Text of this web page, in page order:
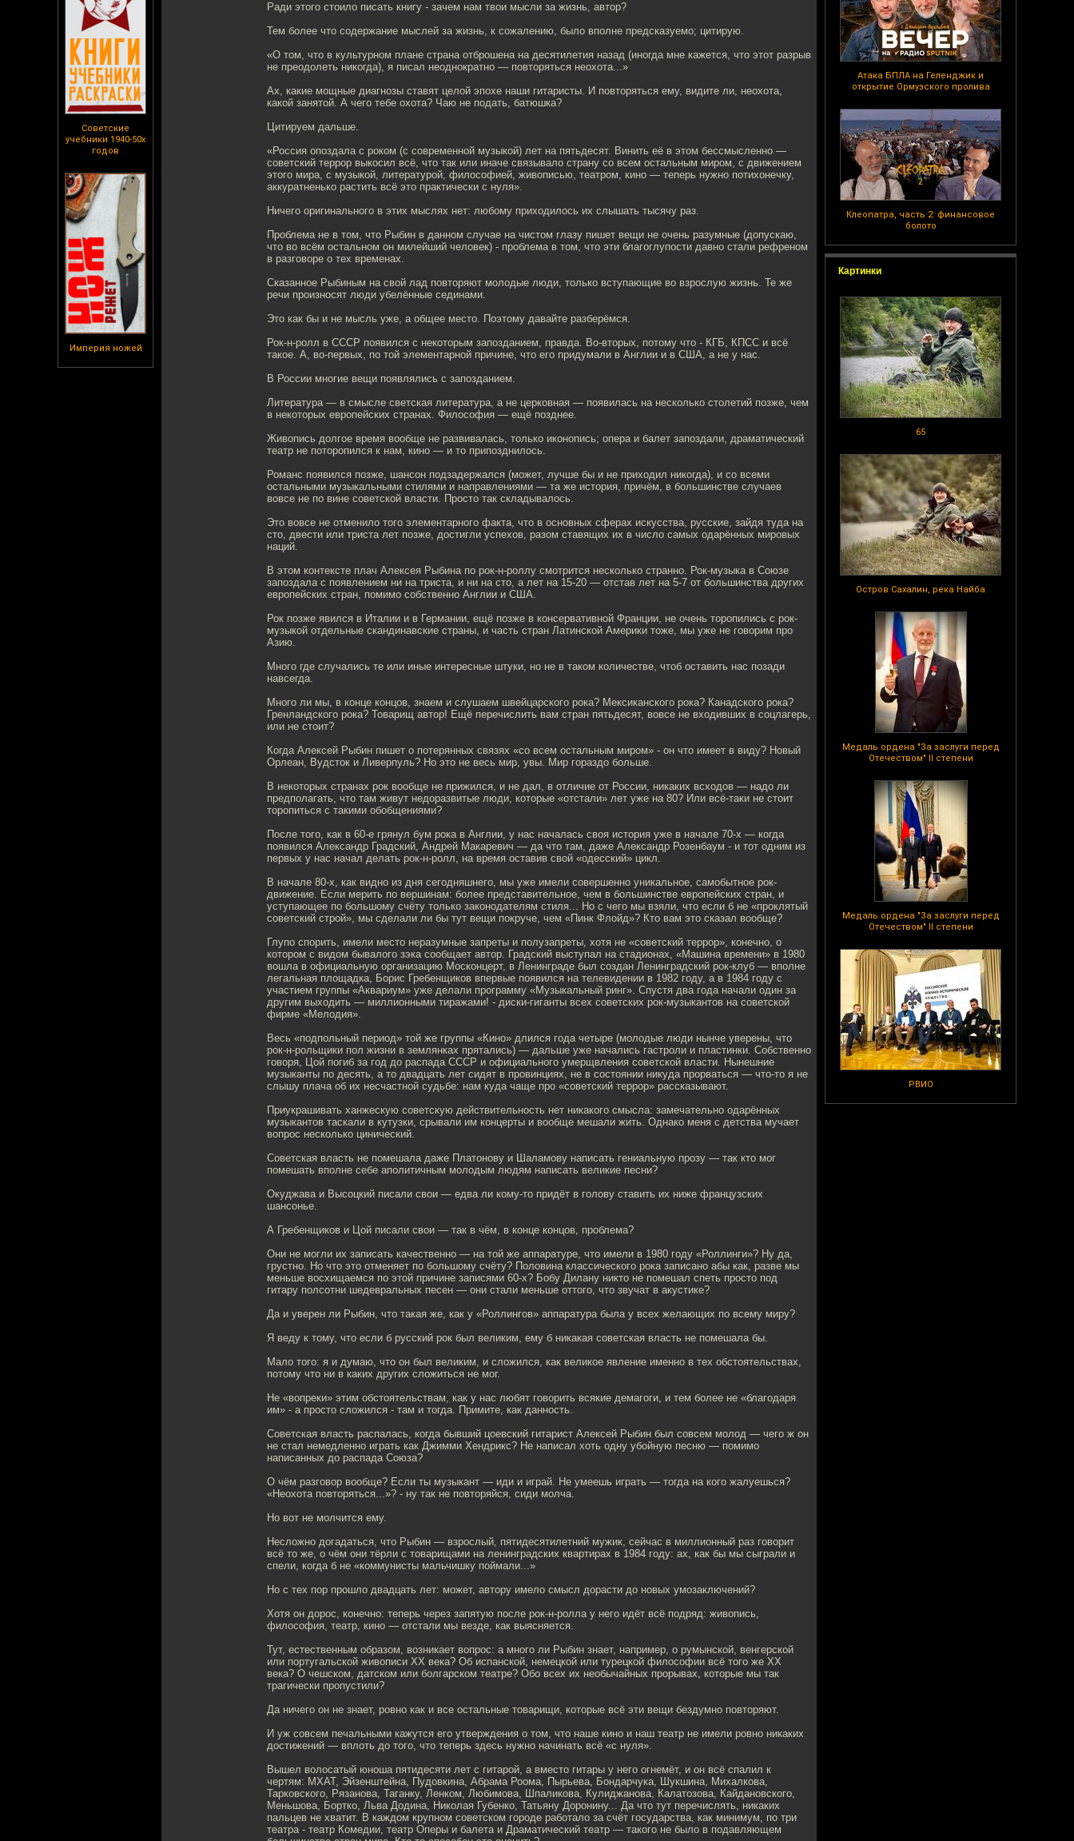
Советские
учебники 1940-50х
годов
Империя ножей
Атака БПЛА на Геленджик и
открытие Ормузского пролива
Клеопатра, часть 2: финансовое
болото
Картинки
65
Остров Сахалин, река Найба
Медаль ордена "За заслуги перед
Отечеством" II степени
Медаль ордена "За заслуги перед
Отечеством" II степени
РВИО
Ради этого стоило писать книгу - зачем нам твои мысли за жизнь, автор?
Тем более что содержание мыслей за жизнь, к сожалению, было вполне предсказуемо; цитирую.
«О том, что в культурном плане страна отброшена на десятилетия назад (иногда мне кажется, что этот разрыв
не преодолеть никогда), я писал неоднократно — повторяться неохота...»
Ах, какие мощные диагнозы ставят целой эпохе наши гитаристы. И повторяться ему, видите ли, неохота,
какой занятой. А чего тебе охота? Чаю не подать, батюшка?
Цитируем дальше.
«Россия опоздала с роком (с современной музыкой) лет на пятьдесят. Винить её в этом бессмысленно —
советский террор выкосил всё, что так или иначе связывало страну со всем остальным миром, с движением
этого мира, с музыкой, литературой, философией, живописью, театром, кино — теперь нужно потихонечку,
аккуратненько растить всё это практически с нуля».
Ничего оригинального в этих мыслях нет: любому приходилось их слышать тысячу раз.
Проблема не в том, что Рыбин в данном случае на чистом глазу пишет вещи не очень разумные (допускаю,
что во всём остальном он милейший человек) - проблема в том, что эти благоглупости давно стали рефреном
в разговоре о тех временах.
Сказанное Рыбиным на свой лад повторяют молодые люди, только вступающие во взрослую жизнь. Те же
речи произносят люди убелённые сединами.
Это как бы и не мысль уже, а общее место. Поэтому давайте разберёмся.
Рок-н-ролл в СССР появился с некоторым запозданием, правда. Во-вторых, потому что - КГБ, КПСС и всё
такое. А, во-первых, по той элементарной причине, что его придумали в Англии и в США, а не у нас.
В России многие вещи появлялись с запозданием.
Литература — в смысле светская литература, а не церковная — появилась на несколько столетий позже, чем
в некоторых европейских странах. Философия — ещё позднее.
Живопись долгое время вообще не развивалась, только иконопись; опера и балет запоздали, драматический
театр не поторопился к нам, кино — и то припозднилось.
Романс появился позже, шансон подзадержался (может, лучше бы и не приходил никогда), и со всеми
остальными музыкальными стилями и направлениями — та же история, причём, в большинстве случаев
вовсе не по вине советской власти. Просто так складывалось.
Это вовсе не отменило того элементарного факта, что в основных сферах искусства, русские, зайдя туда на
сто, двести или триста лет позже, достигли успехов, разом ставящих их в число самых одарённых мировых
наций.
В этом контексте плач Алексея Рыбина по рок-н-роллу смотрится несколько странно. Рок-музыка в Союзе
запоздала с появлением ни на триста, и ни на сто, а лет на 15-20 — отстав лет на 5-7 от большинства других
европейских стран, помимо собственно Англии и США.
Рок позже явился в Италии и в Германии, ещё позже в консервативной Франции, не очень торопились с рок-
музыкой отдельные скандинавские страны, и часть стран Латинской Америки тоже, мы уже не говорим про
Азию.
Много где случались те или иные интересные штуки, но не в таком количестве, чтоб оставить нас позади
навсегда.
Много ли мы, в конце концов, знаем и слушаем швейцарского рока? Мексиканского рока? Канадского рока?
Гренландского рока? Товарищ автор! Ещё перечислить вам стран пятьдесят, вовсе не входивших в соцлагерь,
или не стоит?
Когда Алексей Рыбин пишет о потерянных связях «со всем остальным миром» - он что имеет в виду? Новый
Орлеан, Вудсток и Ливерпуль? Но это не весь мир, увы. Мир гораздо больше.
В некоторых странах рок вообще не прижился, и не дал, в отличие от России, никаких всходов — надо ли
предполагать, что там живут недоразвитые люди, которые «отстали» лет уже на 80? Или всё-таки не стоит
торопиться с такими обобщениями?
После того, как в 60-е грянул бум рока в Англии, у нас началась своя история уже в начале 70-х — когда
появился Александр Градский, Андрей Макаревич — да что там, даже Александр Розенбаум - и тот одним из
первых у нас начал делать рок-н-ролл, на время оставив свой «одесский» цикл.
В начале 80-х, как видно из дня сегодняшнего, мы уже имели совершенно уникальное, самобытное рок-
движение. Если мерить по вершинам: более представительное, чем в большинстве европейских стран, и
уступающее по большому счёту только законодателям стиля... Но с чего мы взяли, что если б не «проклятый
советский строй», мы сделали ли бы тут вещи покруче, чем «Пинк Флойд»? Кто вам это сказал вообще?
Глупо спорить, имели место неразумные запреты и полузапреты, хотя не «советский террор», конечно, о
котором с видом бывалого зэка сообщает автор. Градский выступал на стадионах, «Машина времени» в 1980
вошла в официальную организацию Москонцерт, в Ленинграде был создан Ленинградский рок-клуб — вполне
легальная площадка, Борис Гребенщиков впервые появился на телевидении в 1982 году, а в 1984 году с
участием группы «Аквариум» уже делали программу «Музыкальный ринг». Спустя два года начали один за
другим выходить — миллионными тиражами! - диски-гиганты всех советских рок-музыкантов на советской
фирме «Мелодия».
Весь «подпольный период» той же группы «Кино» длился года четыре (молодые люди нынче уверены, что
рок-н-рольщики пол жизни в землянках прятались) — дальше уже начались гастроли и пластинки. Собственно
говоря, Цой погиб за год до распада СССР и официального умерщвления советской власти. Нынешние
музыканты по десять, а то двадцать лет сидят в провинциях, не в состоянии никуда прорваться — что-то я не
слышу плача об их несчастной судьбе: нам куда чаще про «советский террор» рассказывают.
Приукрашивать ханжескую советскую действительность нет никакого смысла: замечательно одарённых
музыкантов таскали в кутузки, срывали им концерты и вообще мешали жить. Однако меня с детства мучает
вопрос несколько цинический.
Советская власть не помешала даже Платонову и Шаламову написать гениальную прозу — так кто мог
помешать вполне себе аполитичным молодым людям написать великие песни?
Окуджава и Высоцкий писали свои — едва ли кому-то придёт в голову ставить их ниже французских
шансонье.
А Гребенщиков и Цой писали свои — так в чём, в конце концов, проблема?
Они не могли их записать качественно — на той же аппаратуре, что имели в 1980 году «Роллинги»? Ну да,
грустно. Но что это отменяет по большому счёту? Половина классического рока записано абы как, разве мы
меньше восхищаемся по этой причине записями 60-х? Бобу Дилану никто не помешал спеть просто под
гитару полсотни шедевральных песен — они стали меньше оттого, что звучат в акустике?
Да и уверен ли Рыбин, что такая же, как у «Роллингов» аппаратура была у всех желающих по всему миру?
Я веду к тому, что если б русский рок был великим, ему б никакая советская власть не помешала бы.
Мало того: я и думаю, что он был великим, и сложился, как великое явление именно в тех обстоятельствах,
потому что ни в каких других сложиться не мог.
Не «вопреки» этим обстоятельствам, как у нас любят говорить всякие демагоги, и тем более не «благодаря
им» - а просто сложился - там и тогда. Примите, как данность.
Советская власть распалась, когда бывший цоевский гитарист Алексей Рыбин был совсем молод — чего ж он
не стал немедленно играть как Джимми Хендрикс? Не написал хоть одну убойную песню — помимо
написанных до распада Союза?
О чём разговор вообще? Если ты музыкант — иди и играй. Не умеешь играть — тогда на кого жалуешься?
«Неохота повторяться...»? - ну так не повторяйся, сиди молча.
Но вот не молчится ему.
Несложно догадаться, что Рыбин — взрослый, пятидесятилетний мужик, сейчас в миллионный раз говорит
всё то же, о чём они тёрли с товарищами на ленинградских квартирах в 1984 году: ах, как бы мы сыграли и
спели, когда б не «коммунисты мальчишку поймали...»
Но с тех пор прошло двадцать лет: может, автору имело смысл дорасти до новых умозаключений?
Хотя он дорос, конечно: теперь через запятую после рок-н-ролла у него идёт всё подряд: живопись,
философия, театр, кино — отстали мы везде, как выясняется.
Тут, естественным образом, возникает вопрос: а много ли Рыбин знает, например, о румынской, венгерской
или португальской живописи XX века? Об испанской, немецкой или турецкой философии всё того же XX
века? О чешском, датском или болгарском театре? Обо всех их необычайных прорывах, которые мы так
трагически пропустили?
Да ничего он не знает, ровно как и все остальные товарищи, которые всё эти вещи бездумно повторяют.
И уж совсем печальными кажутся его утверждения о том, что наше кино и наш театр не имели ровно никаких
достижений — вплоть до того, что теперь здесь нужно начинать всё «с нуля».
Вышел волосатый юноша пятидесяти лет с гитарой, а вместо гитары у него огнемёт, и он всё спалил к
чертям: МХАТ, Эйзенштейна, Пудовкина, Абрама Роома, Пырьева, Бондарчука, Шукшина, Михалкова,
Тарковского, Рязанова, Таганку, Ленком, Любимова, Шпаликова, Кулиджанова, Калатозова, Кайдановского,
Меньшова, Бортко, Льва Додина, Николая Губенко, Татьяну Доронину... Да что тут перечислять, никаких
пальцев не хватит. В каждом крупном советском городе работало за счёт государства, как минимум, по три
театра - театр Комедии, театр Оперы и балета и Драматический театр — такого не было в подавляющем